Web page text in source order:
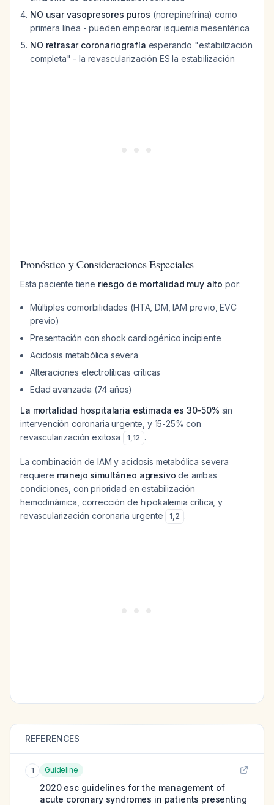
NO usar vasopresores puros (norepinefrina) como
primera línea - pueden empeorar isquemia mesentérica
NO retrasar coronariografía esperando "estabilización
completa" - la revascularización ES la estabilización
Pronóstico y Consideraciones Especiales
Esta paciente tiene riesgo de mortalidad muy alto por:
Múltiples comorbilidades (HTA, DM, IAM previo, EVC
previo)
Presentación con shock cardiogénico incipiente
Acidosis metabólica severa
Alteraciones electrolíticas críticas
Edad avanzada (74 años)
La mortalidad hospitalaria estimada es 30-50% sin
intervención coronaria urgente, y 15-25% con
revascularización exitosa
1,12 .
La combinación de IAM y acidosis metabólica severa
requiere manejo simultáneo agresivo de ambas
condiciones, con prioridad en estabilización
hemodinámica, corrección de hipokalemia crítica, y
revascularización coronaria urgente
1,2 .
REFERENCES
1 Guideline
2020 esc guidelines for the management of
acute coronary syndromes in patients presenting